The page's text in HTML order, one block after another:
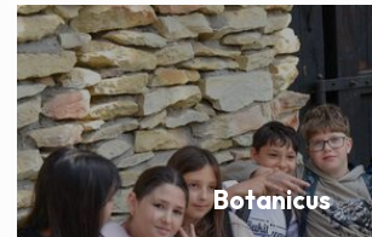
Botanicus